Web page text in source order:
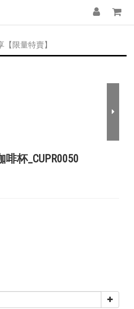
【限量特賣】
杯_CUPR0050